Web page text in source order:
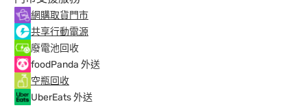
網購取貨門市
共享行動電源
廢電池回收
foodPanda 外送
空瓶回收
UberEats 外送